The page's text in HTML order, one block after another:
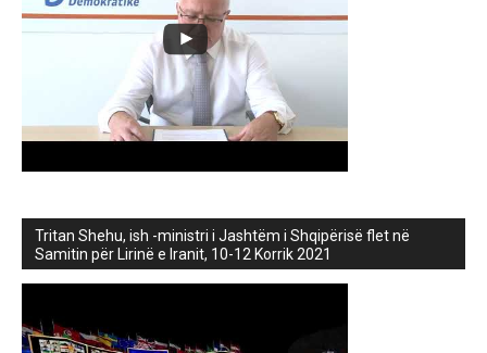
Tritan Shehu, ish -ministri i Jashtëm i Shqipërisë flet në
Samitin për Lirinë e Iranit, 10-12 Korrik 2021